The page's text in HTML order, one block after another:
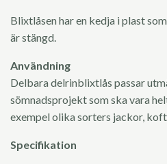
Blixtlåsen har en kedja i plast
är stängd.
Användning
Delbara delrinblixtlås passar
sömnadsprojekt som ska vara
exempel olika sorters jackor,
Specifikation